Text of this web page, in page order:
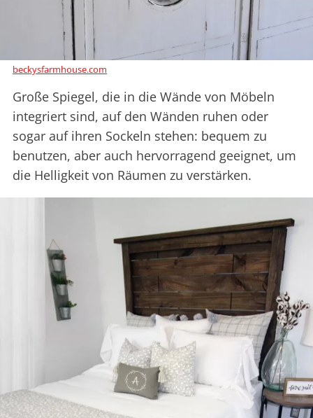
beckysfarmhouse.com
Große Spiegel, die in die Wände von Möbeln
integriert sind, auf den Wänden ruhen oder
sogar auf ihren Sockeln stehen: bequem zu
benutzen, aber auch hervorragend geeignet, um
die Helligkeit von Räumen zu verstärken.